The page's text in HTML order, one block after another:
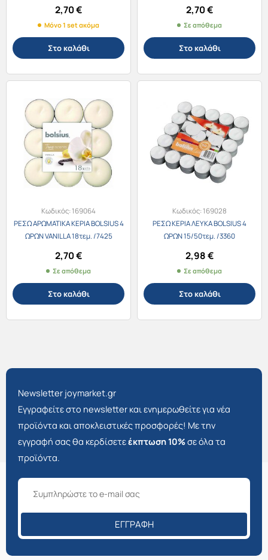
2,70€
Μόνο 1 set ακόμα
Στο καλάθι
2,70€
Σε απόθεμα
Στο καλάθι
Κωδικός:169064
ΡΕΣΩ ΑΡΩΜΑΤΙΚΑ ΚΕΡΙΑ BOLSIUS 4
ΩΡΩΝ VANILLA 18τεμ. /7425
2,70€
Σε απόθεμα
Στο καλάθι
Κωδικός:169028
ΡΕΣΩ ΚΕΡΙΑ ΛΕΥΚΑ BOLSIUS 4
ΩΡΩΝ 15/50τεμ. /3360
2,98€
Σε απόθεμα
Στο καλάθι
Newsletter joymarket.gr
Εγγραφείτε στο newsletter και ενημερωθείτε για νέα
προϊόντα και αποκλειστικές προσφορές! Με την
εγγραφή σας θα κερδίσετεέκπτωση 10%σε όλα τα
προϊόντα.
ΕΓΓΡΑΦΉ